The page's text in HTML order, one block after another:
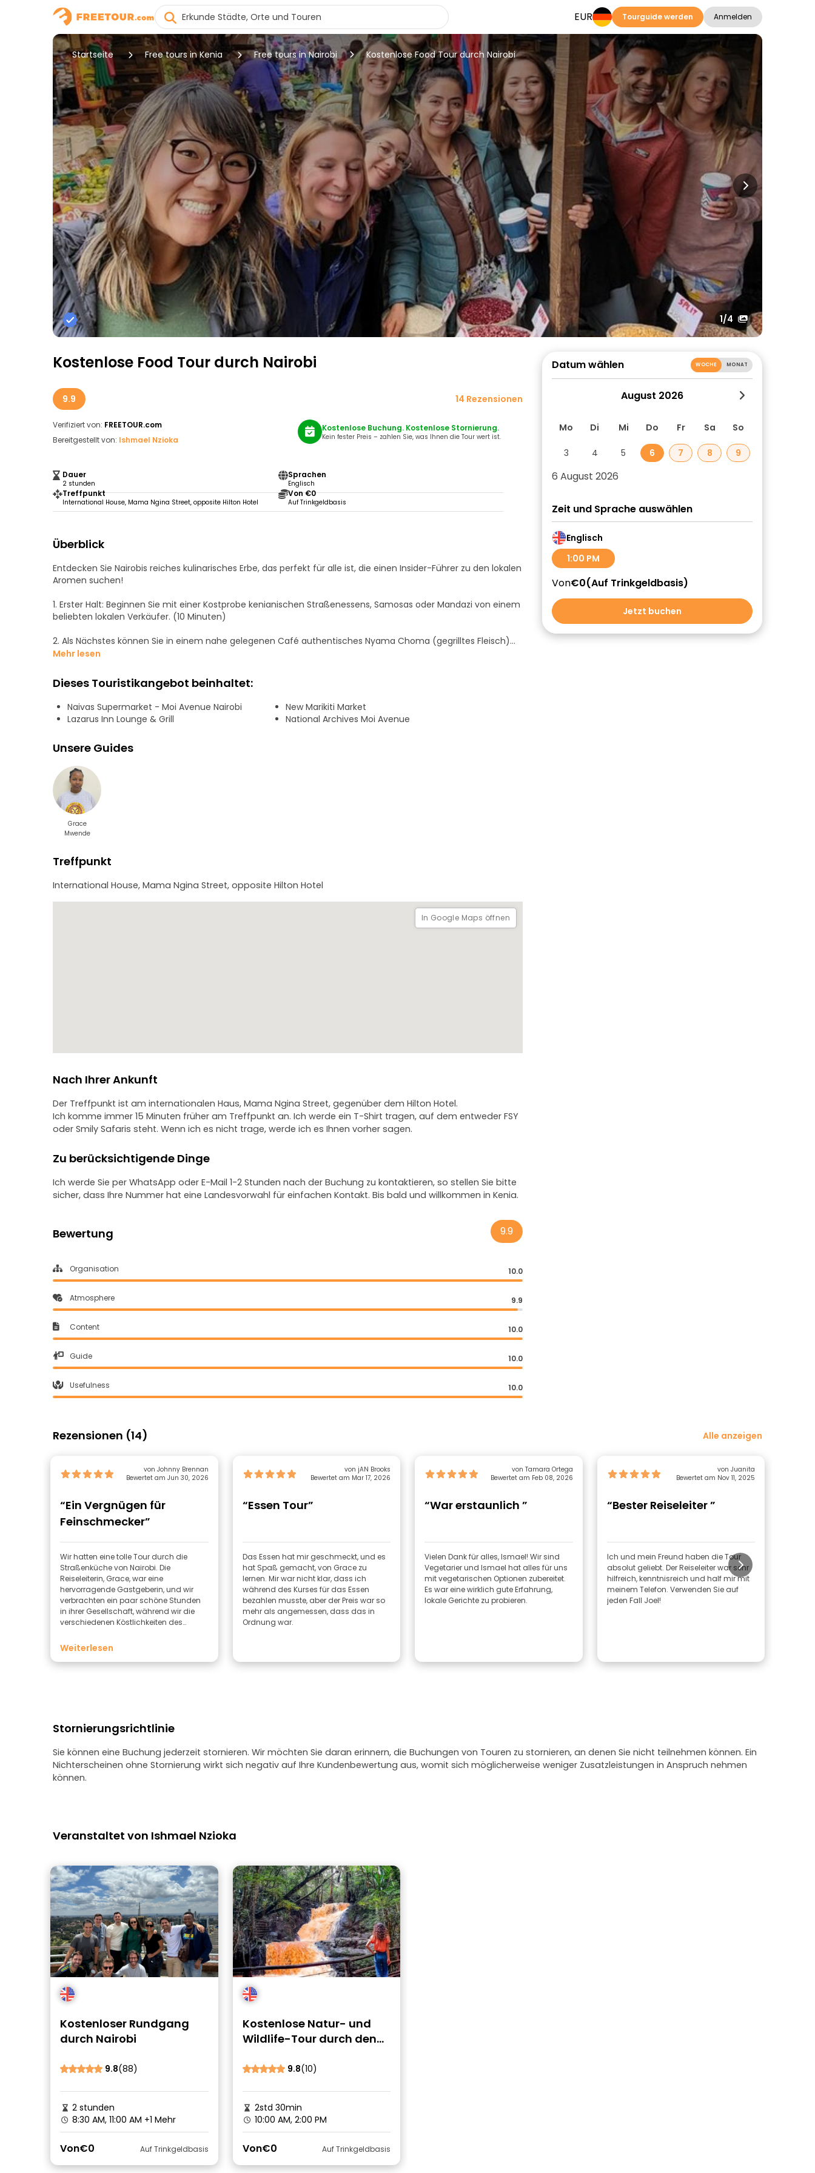
EUR Tourguide werden Anmelden
Startseite Free tours in Kenia Free tours in Nairobi Kostenlose Food Tour durch Nairobi
1/4
Kostenlose Food Tour durch Nairobi
9.9 14 Rezensionen
Verifiziert von: FREETOUR.com
Bereitgestellt von: Ishmael Nzioka
Dauer
2 stunden
Sprachen
Englisch
Treffpunkt
International House, Mama Ngina Street, opposite Hilton Hotel
Von €0
Auf Trinkgeldbasis
Kostenlose Buchung. Kostenlose Stornierung.
Kein fester Preis – zahlen Sie, was Ihnen die Tour wert ist.
Überblick
Entdecken Sie Nairobis reiches kulinarisches Erbe, das perfekt für alle ist, die einen Insider-Führer zu den lokalen
Aromen suchen!
1. Erster Halt: Beginnen Sie mit einer Kostprobe kenianischen Straßenessens, Samosas oder Mandazi von einem
beliebten lokalen Verkäufer. (10 Minuten)
2. Als Nächstes können Sie in einem nahe gelegenen Café authentisches Nyama Choma (gegrilltes Fleisch)
mit Ugali und Grünzeug genießen. Ein lokaler Favorit! (30 Minuten)
3. Schlendern Sie zum Markt: Spazieren Sie zu einem lebhaften Markt in Nairobi, wo Sie frische Zutaten finden
und etwas über die Esskultur der Stadt erfahren.
4. Dritter Halt: Genießen Sie eine Tasse feinsten kenianischen Kaffees in einem Spezialitätencafé. (15 Minuten)
Handwerker.
Bitte lassen Sie mich wissen, wenn Sie irgendwelche diätetischen Einschränkungen haben. Vegetarische
Optionen sind möglich!
Mehr lesen
Dieses Touristikangebot beinhaltet:
Naivas Supermarket - Moi Avenue Nairobi
New Marikiti Market
Lazarus Inn Lounge & Grill
National Archives Moi Avenue
Unsere Guides
Grace
Mwende
Treffpunkt
International House, Mama Ngina Street, opposite Hilton Hotel
In Google Maps öffnen
Nach Ihrer Ankunft
Der Treffpunkt ist am internationalen Haus, Mama Ngina Street, gegenüber dem Hilton Hotel.
Ich komme immer 15 Minuten früher am Treffpunkt an. Ich werde ein T-Shirt tragen, auf dem entweder FSY
oder Smily Safaris steht. Wenn ich es nicht trage, werde ich es Ihnen vorher sagen.
Zu berücksichtigende Dinge
Ich werde Sie per WhatsApp oder E-Mail 1-2 Stunden nach der Buchung zu kontaktieren, so stellen Sie bitte
sicher, dass Ihre Nummer hat eine Landesvorwahl für einfachen Kontakt. Bis bald und willkommen in Kenia.
Bewertung 9.9
Organisation 10.0
Atmosphere 9.9
Content 10.0
Guide 10.0
Usefulness 10.0
Rezensionen (14) Alle anzeigen
von Johnny Brennan
Bewertet am Jun 30, 2026
“Ein Vergnügen für
Feinschmecker”
Wir hatten eine tolle Tour durch die
Straßenküche von Nairobi. Die
Reiseleiterin, Grace, war eine
hervorragende Gastgeberin, und wir
verbrachten ein paar schöne Stunden
in ihrer Gesellschaft, während wir die
verschiedenen Köstlichkeiten des
Weiterlesen
von jAN Brooks
Bewertet am Mar 17, 2026
“Essen Tour”
Das Essen hat mir geschmeckt, und es
hat Spaß gemacht, von Grace zu
lernen. Mir war nicht klar, dass ich
während des Kurses für das Essen
bezahlen musste, aber der Preis war so
mehr als angemessen, dass das in
Ordnung war.
von Tamara Ortega
Bewertet am Feb 08, 2026
“War erstaunlich ”
Vielen Dank für alles, Ismael! Wir sind
Vegetarier und Ismael hat alles für uns
mit vegetarischen Optionen zubereitet.
Es war eine wirklich gute Erfahrung,
lokale Gerichte zu probieren.
von Juanita
Bewertet am Nov 11, 2025
“Bester Reiseleiter ”
Ich und mein Freund haben die Tour
absolut geliebt. Der Reiseleiter war sehr
hilfreich, kenntnisreich und half mir mit
meinem Telefon. Verwenden Sie auf
jeden Fall Joel!
Stornierungsrichtlinie
Sie können eine Buchung jederzeit stornieren. Wir möchten Sie daran erinnern, die Buchungen von Touren zu stornieren, an denen Sie nicht teilnehmen können. Ein
Nichterscheinen ohne Stornierung wirkt sich negativ auf Ihre Kundenbewertung aus, womit sich möglicherweise weniger Zusatzleistungen in Anspruch nehmen
können.
Datum wählen WOCHE MONAT
August 2026
Mo Di Mi Do Fr Sa So
3 4 5 6 7 8 9
6 August 2026
Zeit und Sprache auswählen
Englisch
1:00 PM
Von€0 Auf Trinkgeldbasis
Jetzt buchen
Veranstaltet von Ishmael Nzioka
Kostenloser Rundgang
durch Nairobi
9.8(88)
2 stunden
8:30 AM, 11:00 AM +1 Mehr
Von€0 Auf Trinkgeldbasis
Kostenlose Natur- und
Wildlife-Tour durch den
Nairobi 9.8(10)
2std 30min
10:00 AM, 2:00 PM
Von€0 Auf Trinkgeldbasis